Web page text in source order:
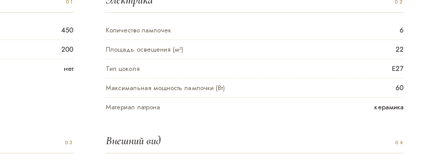
450
200
нет
Количество лампочек
6
Площадь освещения (м²)
22
Тип цоколя
Е27
Максимальная мощность лампочки (Вт)
60
Материал патрона
керамика
Внешний вид